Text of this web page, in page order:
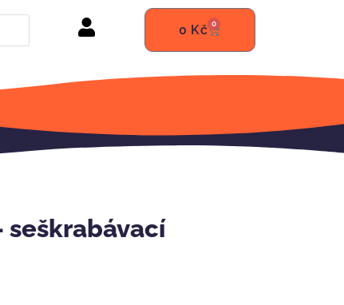
0 Kč 0
seškrabávací